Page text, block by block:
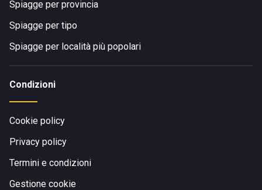
Spiagge per provincia
Spiagge per tipo
Spiagge per località più popolari
Condizioni
Cookie policy
Privacy policy
Termini e condizioni
Gestione cookie